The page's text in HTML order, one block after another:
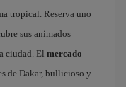
tropical. Reserva uno
sus animados
ciudad. El mercado
de Dakar, bullicioso y